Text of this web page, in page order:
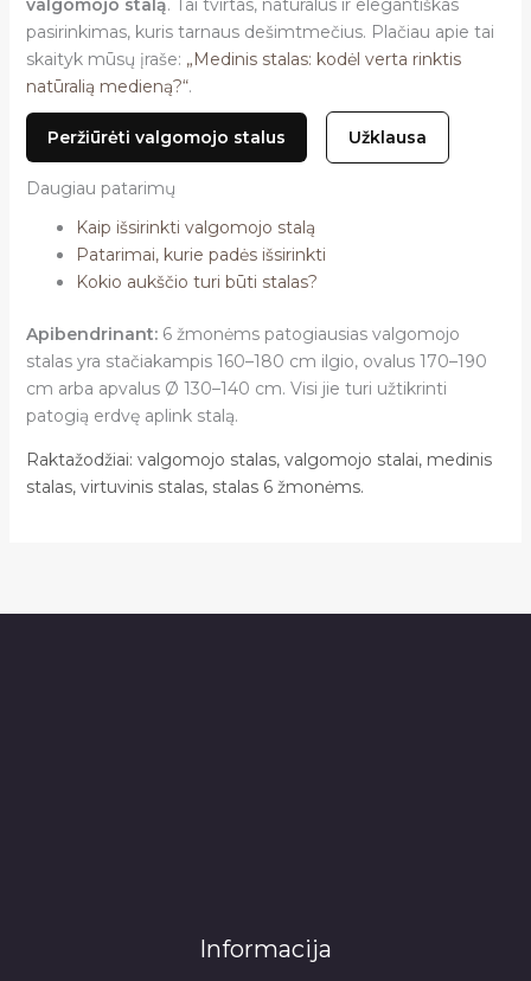
valgomojo stalą. Tai tvirtas, natūralus ir elegantiškas
pasirinkimas, kuris tarnaus dešimtmečius. Plačiau apie tai
skaityk mūsų įraše: „Medinis stalas: kodėl verta rinktis
natūralią medieną?“.
Peržiūrėti valgomojo stalus Užklausa
Daugiau patarimų
Kaip išsirinkti valgomojo stalą
Patarimai, kurie padės išsirinkti
Kokio aukščio turi būti stalas?
Apibendrinant:6 žmonėms patogiausias valgomojo
stalas yra stačiakampis 160–180 cm ilgio, ovalus 170–190
cm arba apvalus Ø 130–140 cm. Visi jie turi užtikrinti
patogią erdvę aplink stalą.
Raktažodžiai: valgomojo stalas, valgomojo stalai, medinis
stalas, virtuvinis stalas, stalas 6 žmonėms.
Informacija